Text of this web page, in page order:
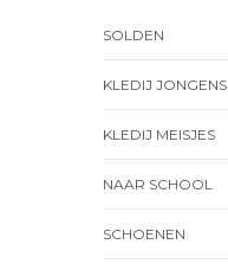
SOLDEN
KLEDIJ JONGENS
KLEDIJ MEISJES
NAAR SCHOOL
SCHOENEN